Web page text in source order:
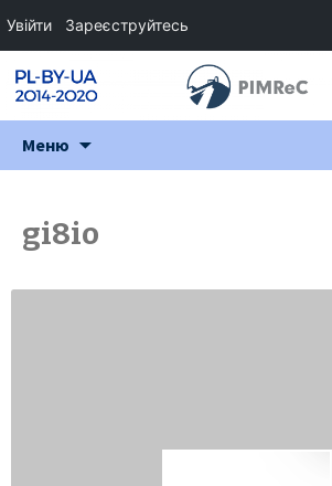
Меню
gi8io
Увійти Зареєструйтесь